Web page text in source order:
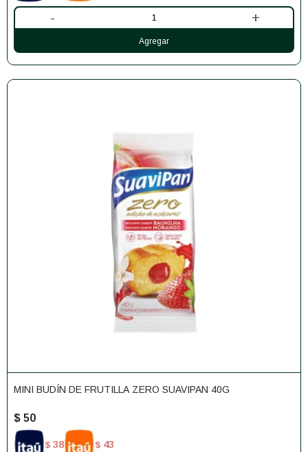
- +
MINI BUDÍN DE FRUTILLA ZERO SUAVIPAN 40G
$ 50
$ 38 $ 43